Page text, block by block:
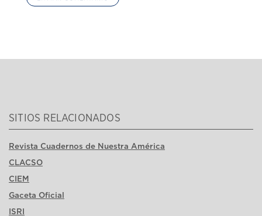
SITIOS RELACIONADOS
Revista Cuadernos de Nuestra América
CLACSO
CIEM
Gaceta Oficial
ISRI